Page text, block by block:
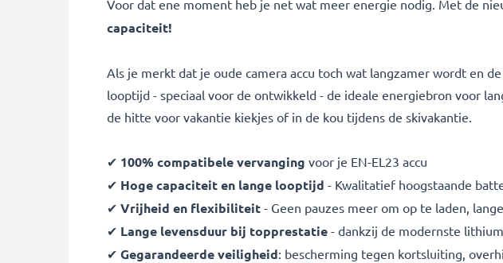
Voor dat ene moment heb je net wat meer energie nodig. Met de
capaciteit!
Als je merkt dat je oude camera accu toch wat langzamer wordt en
looptijd - speciaal voor de ontwikkeld - de ideale energiebron voor
de hitte voor vakantie kiekjes of in de kou tijdens de skivakantie.
✔ 100% compatibele vervanging voor je EN-EL23 accu
✔ Hoge capaciteit en lange looptijd - Kwalitatief hoogstaande
✔ Vrijheid en flexibiliteit - Geen pauzes meer om op te laden,
✔ Lange levensduur bij topprestatie - dankzij de modernste
✔ Gegarandeerde veiligheid: bescherming tegen kortsluiting,